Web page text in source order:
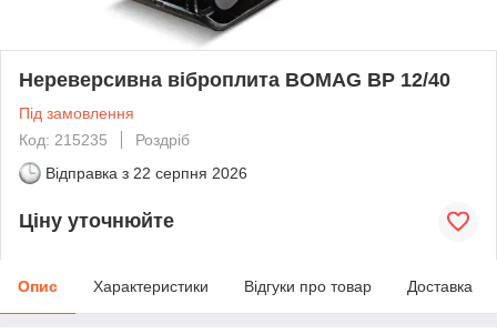
Нереверсивна віброплита BOMAG BP 12/40
Під замовлення
Код: 215235
Роздріб
Відправка з 22 серпня 2026
Ціну уточнюйте
Опис Характеристики Відгуки про товар Доставка